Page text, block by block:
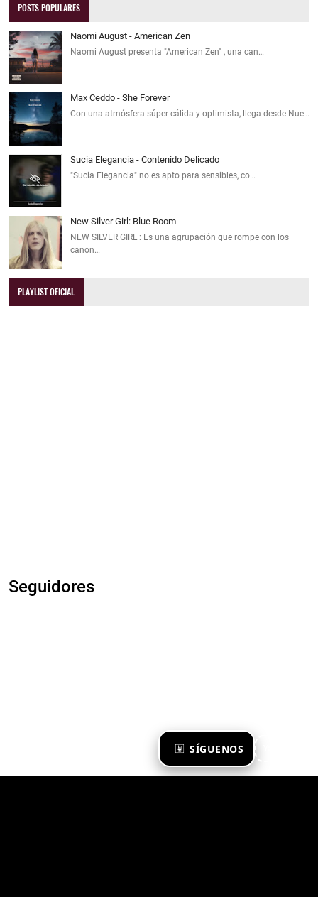
SÍGUENOS
POSTS POPULARES
Naomi August - American Zen
Naomi August presenta "American Zen" , una can…
Max Ceddo - She Forever
Con una atmósfera súper cálida y optimista, llega desde Nue…
Sucia Elegancia - Contenido Delicado
"Sucia Elegancia" no es apto para sensibles, co…
New Silver Girl: Blue Room
NEW SILVER GIRL : Es una agrupación que rompe con los
canon…
PLAYLIST OFICIAL
Seguidores